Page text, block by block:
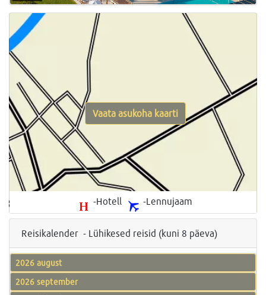
-Hotell -Lennujaam
Vaata asukoha kaarti
Reisikalender - Lühikesed reisid (kuni 8 päeva)
2026 august
2026 september